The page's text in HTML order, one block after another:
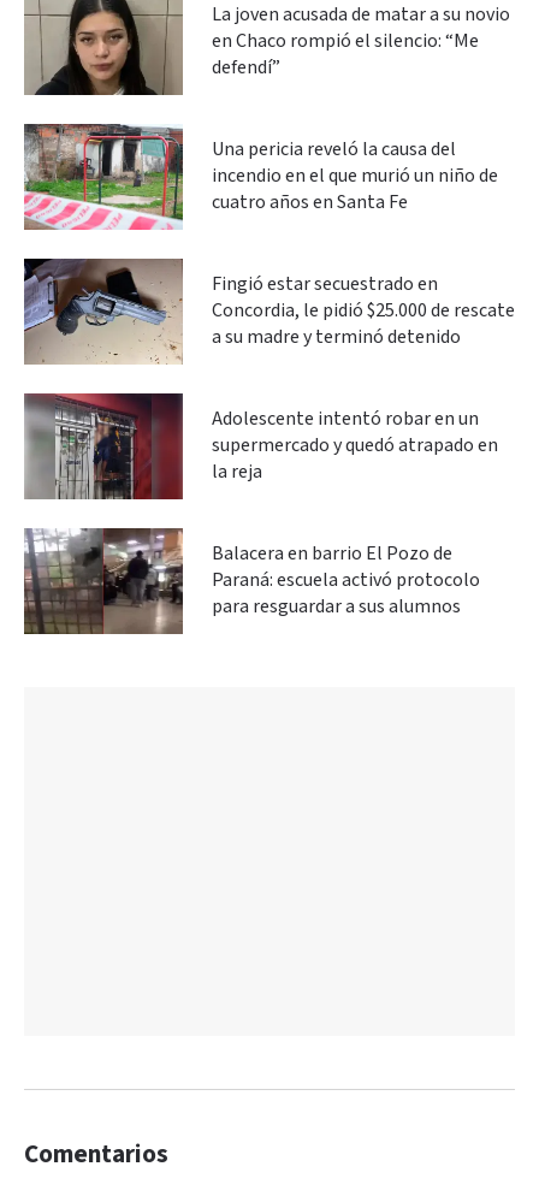
La joven acusada de matar a su novio
en Chaco rompió el silencio: “Me
defendí”
Una pericia reveló la causa del
incendio en el que murió un niño de
cuatro años en Santa Fe
Fingió estar secuestrado en
Concordia, le pidió $25.000 de rescate
a su madre y terminó detenido
Adolescente intentó robar en un
supermercado y quedó atrapado en
la reja
Balacera en barrio El Pozo de
Paraná: escuela activó protocolo
para resguardar a sus alumnos
Comentarios